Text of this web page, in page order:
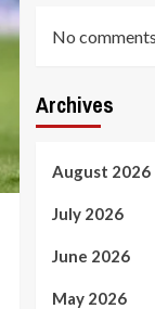
No
Archives
August 2026
July 2026
June 2026
May 2026